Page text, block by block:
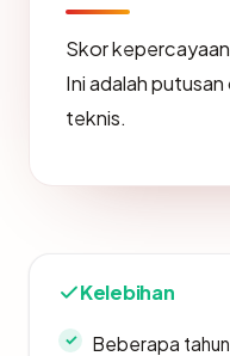
Skor
Ini adalah
teknis.
Kelebihan
Beberapa